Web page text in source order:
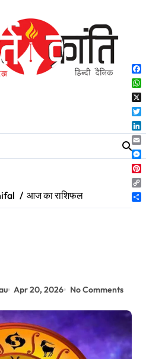
आज का राशिफल
Apr 20, 2026 No Comments
X